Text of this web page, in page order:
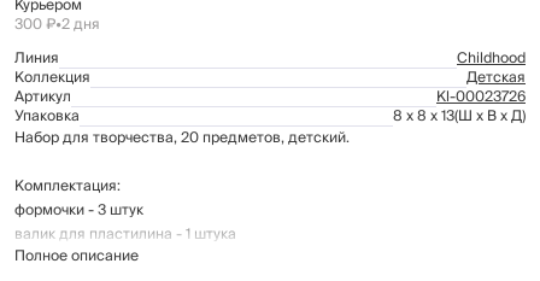
Курьером
300 ₽•2 дня
Линия
Childhood
Коллекция Детская
Артикул Kl-00023726
Упаковка 8 x 8 x 13(Ш x В x Д)
Набор для творчества, 20 предметов, детский.
Комплектация:
формочки - 3 штук
валик для пластилина - 1 штука
пластилин - 16 цветов
Полное описание